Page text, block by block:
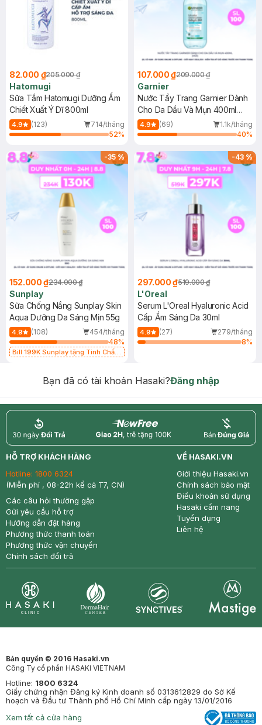
82.000 ₫205.000 ₫
Hatomugi
Sữa Tắm Hatomugi Dưỡng Ẩm
Chiết Xuất Ý Dĩ 800ml
4.9 (123)
714/tháng
52%
107.000 ₫209.000 ₫
Garnier
Nước Tẩy Trang Garnier Dành
Cho Da Dầu Và Mụn 400ml
(Mới)
4.9 (69)
1.1k/tháng
40%
-35%
152.000 ₫234.000 ₫
Sunplay
Sữa Chống Nắng Sunplay Skin
Aqua Dưỡng Da Sáng Mịn 55g
4.9 (108)
454/tháng
48%
Bill 199K Sunplay tặng Tinh Chất
-43%
297.000 ₫519.000 ₫
L'Oreal
Serum L'Oreal Hyaluronic Acid
Cấp Ẩm Sáng Da 30ml
4.9 (27)
279/tháng
8%
Bạn đã có tài khoản Hasaki?Đăng nhập
return nowfree price
HỖ TRỢ KHÁCH HÀNG
Hotline: 1800 6324
(Miễn phí , 08-22h kể cả T7, CN)
Các câu hỏi thường gặp
Gửi yêu cầu hỗ trợ
Hướng dẫn đặt hàng
Phương thức thanh toán
Phương thức vận chuyển
Chính sách đổi trả
VỀ HASAKI.VN
Giới thiệu Hasaki.vn
Chính sách bảo mật
Điều khoản sử dụng
Hasaki cẩm nang
Tuyển dụng
Liên hệ
Bản quyền © 2016 Hasaki.vn
Công Ty cổ phần HASAKI VIETNAM
Hotline: 1800 6324
Giấy chứng nhận Đăng ký Kinh doanh số 0313612829 do Sở Kế
hoạch và Đầu tư Thành phố Hồ Chí Minh cấp ngày 13/01/2016
Xem tất cả cửa hàng